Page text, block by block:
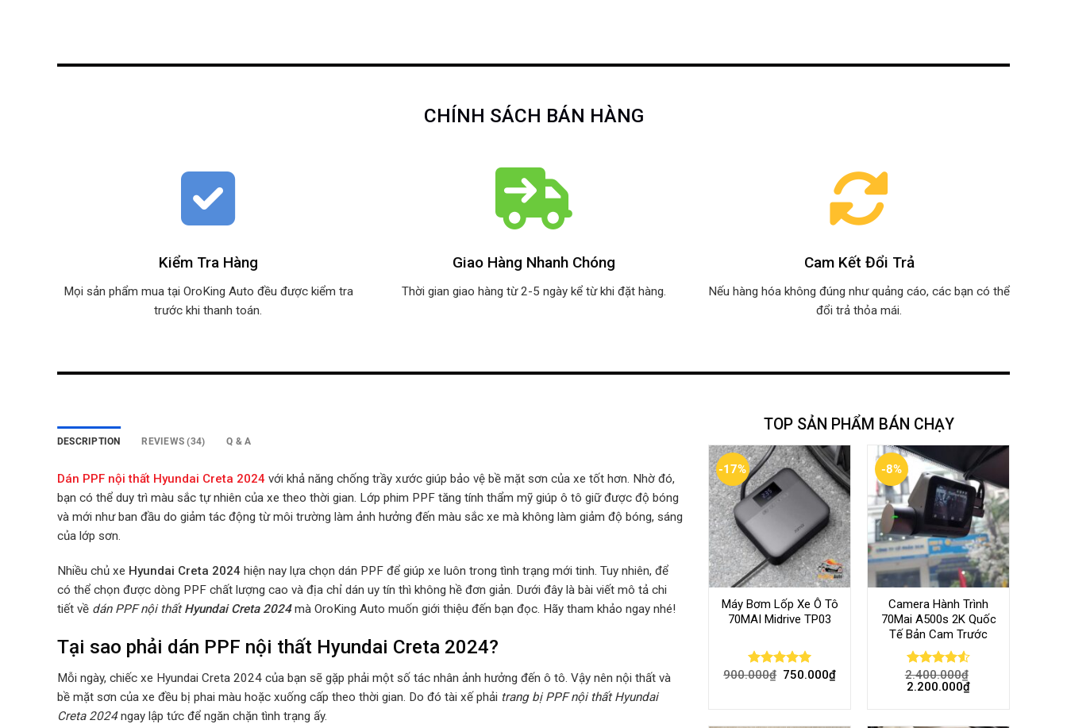
CHÍNH SÁCH BÁN HÀNG
Kiểm Tra Hàng
Mọi sản phẩm mua tại OroKing Auto đều được kiểm tra
trước khi thanh toán.
Giao Hàng Nhanh Chóng
Thời gian giao hàng từ 2-5 ngày kể từ khi đặt hàng.
Cam Kết Đổi Trả
Nếu hàng hóa không đúng như quảng cáo, các bạn có thể
đổi trả thỏa mái.
DESCRIPTION REVIEWS (34) Q & A
Dán PPF nội thất Hyundai Creta 2024 với khả năng chống trầy xước giúp bảo vệ bề mặt sơn của xe tốt hơn. Nhờ đó,
bạn có thể duy trì màu sắc tự nhiên của xe theo thời gian. Lớp phim PPF tăng tính thẩm mỹ giúp ô tô giữ được độ bóng
và mới như ban đầu do giảm tác động từ môi trường làm ảnh hưởng đến màu sắc xe mà không làm giảm độ bóng, sáng
của lớp sơn.
Nhiều chủ xe Hyundai Creta 2024 hiện nay lựa chọn dán PPF để giúp xe luôn trong tình trạng mới tinh. Tuy nhiên, để
có thể chọn được dòng PPF chất lượng cao và địa chỉ dán uy tín thì không hề đơn giản. Dưới đây là bài viết mô tả chi
tiết về dán PPF nội thấtHyundai Creta 2024 mà OroKing Auto muốn giới thiệu đến bạn đọc. Hãy tham khảo ngay nhé!
Tại sao phải dán PPF nội thất Hyundai Creta 2024?
Mỗi ngày, chiếc xe Hyundai Creta 2024 của bạn sẽ gặp phải một số tác nhân ảnh hưởng đến ô tô. Vậy nên nội thất và
bề mặt sơn của xe đều bị phai màu hoặc xuống cấp theo thời gian. Do đó tài xế phải trang bị PPF nội thất Hyundai
Creta 2024ngay lập tức để ngăn chặn tình trạng ấy.
TOP SẢN PHẨM BÁN CHẠY
-17%
Máy Bơm Lốp Xe Ô Tô
70MAI Midrive TP03
Rated 5.00
900.000₫ 750.000₫
-8%
Camera Hành Trình
70Mai A500s 2K Quốc
Tế Bản Cam Trước
Rated4.56
out of 5
2.400.000₫
2.200.000₫